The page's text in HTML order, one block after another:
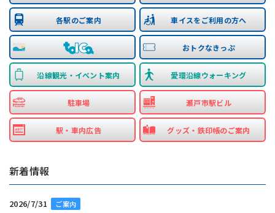
各駅のご案内 車イスをご利用の方へ
おトクなきっぷ
沿線観光・イベント案内 愛環沿線ウォーキング
駐車場 瀬戸市駅ビル
駅・車内広告 グッズ・鉄印帳のご案内
新着情報
2026/7/31 ご案内